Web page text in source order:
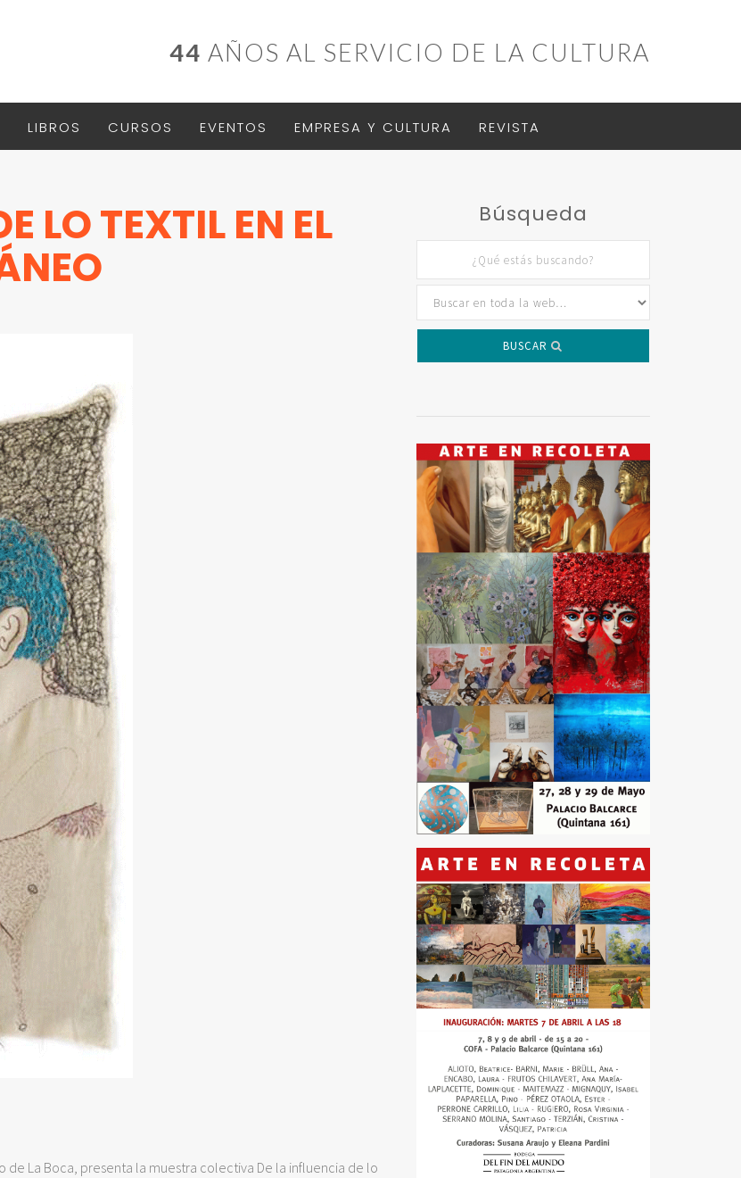
44 AÑOS AL SERVICIO DE LA CULTURA
LIBROS CURSOS EVENTOS EMPRESA Y CULTURA REVISTA
LO TEXTIL EN EL
La Boca, presenta la muestra colectiva De la influencia de lo
Búsqueda
BUSCAR